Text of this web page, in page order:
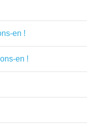
en !
en !